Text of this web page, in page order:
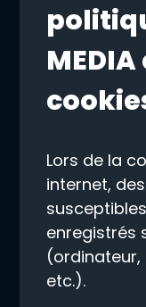
Lors de la
internet,
enregistrés
etc.).